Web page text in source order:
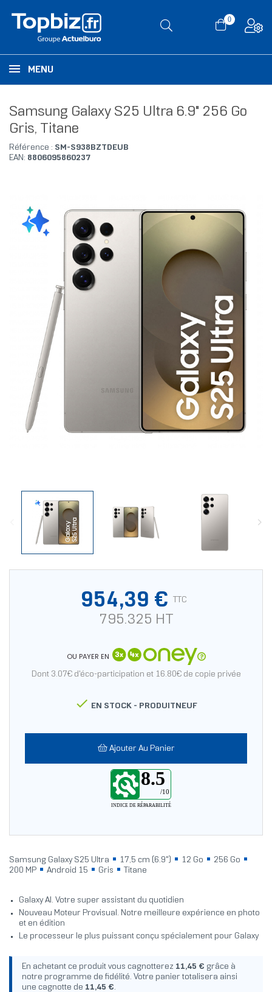
0
MENU
Samsung Galaxy S25 Ultra 6.9" 256 Go
Gris, Titane
Référence : SM-S938BZTDEUB
EAN: 8806095860237
954,39 € TTC
795.325 HT
OU PAYER EN
Dont 3.07€ d'éco-participation et 16.80€ de copie privée
 EN STOCK - PRODUITNEUF
Ajouter Au Panier
8.5
/10
INDICE DE RÉPARABILITÉ
Samsung Galaxy S25 Ultra 17,5 cm (6.9") 12 Go
256 Go
200 MP
Android 15 Gris Titane
Galaxy AI. Votre super assistant du quotidien
Nouveau Moteur Provisual. Notre meilleure expérience en photo
et en édition
Le processeur le plus puissant conçu spécialement pour Galaxy
En achetant ce produit vous cagnotterez 11,45 € grâce à
notre programme de fidélité. Votre panier totalisera ainsi
une cagnotte de 11,45 €